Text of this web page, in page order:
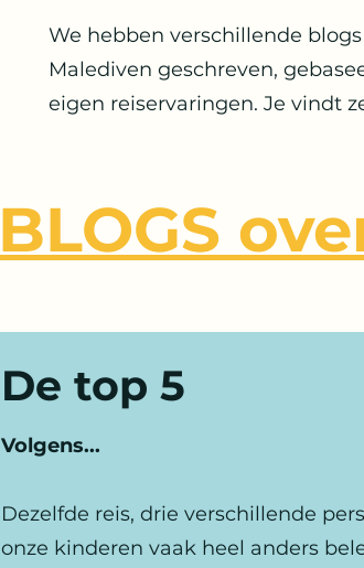
We hebben verschillende
Malediven geschreven,
eigen reiservaringen. Je vindt
BLOGS
De top 5
Volgens...
Dezelfde reis, drie verschillende
onze kinderen vaak heel anders